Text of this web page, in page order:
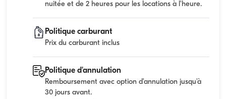
nuitée et de 2 heures pour les locations à l'heure.
Politique carburant
Prix du carburant inclus
Politique d'annulation
Remboursement avec option d'annulation jusqu'à
30 jours avant.